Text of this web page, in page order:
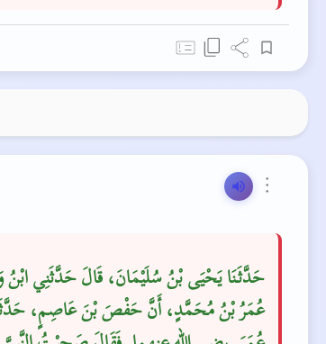
⋮
حَدَّثَنَا يَحْيَى بْنُ سُلَيْمَانَ، قَالَ حَدَّثَنِي
عُمَرُ بْنُ مُحَمَّدٍ، أَنَّ حَفْصَ بْنَ عَاصِمٍ، حَدَّثَهُ